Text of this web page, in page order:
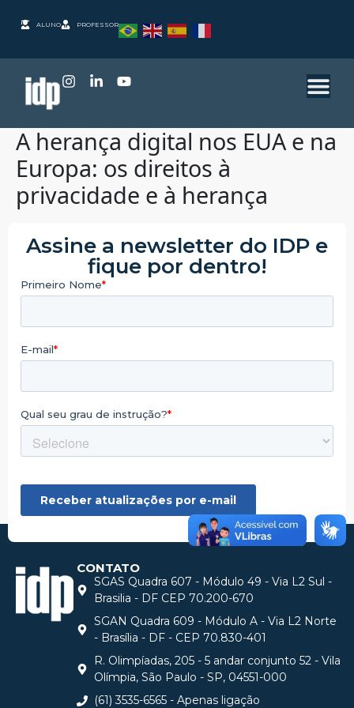
ALUNO PROFESSOR
A herança digital nos EUA e na
Europa: os direitos à
privacidade e à herança
Assine a newsletter do IDP e
fique por dentro!
CONTATO
SGAS Quadra 607 - Módulo 49 - Via L2 Sul -
Brasilia - DF CEP 70.200-670
SGAN Quadra 609 - Módulo A - Via L2 Norte
- Brasília - DF - CEP 70.830-401
R. Olimpíadas, 205 - 5 andar conjunto 52 - Vila
Olímpia, São Paulo - SP, 04551-000
(61) 3535-6565 - Apenas ligação